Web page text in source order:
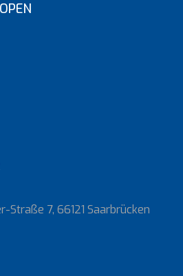
Straße 7, 66121 Saarbrücken